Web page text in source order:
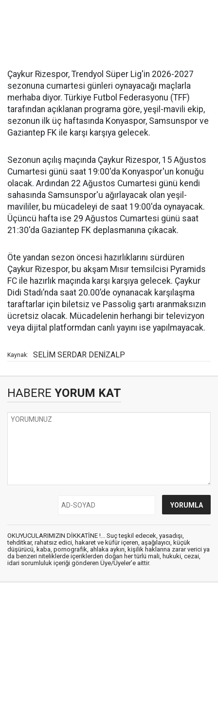
Çaykur Rizespor, Trendyol Süper Lig'in 2026-2027
sezonuna cumartesi günleri oynayacağı maçlarla
merhaba diyor. Türkiye Futbol Federasyonu (TFF)
tarafından açıklanan programa göre, yeşil-mavili ekip,
sezonun ilk üç haftasında Konyaspor, Samsunspor ve
Gaziantep FK ile karşı karşıya gelecek.
Sezonun açılış maçında Çaykur Rizespor, 15 Ağustos
Cumartesi günü saat 19:00'da Konyaspor'un konuğu
olacak. Ardından 22 Ağustos Cumartesi günü kendi
sahasında Samsunspor'u ağırlayacak olan yeşil-
mavililer, bu mücadeleyi de saat 19:00'da oynayacak.
Üçüncü hafta ise 29 Ağustos Cumartesi günü saat
21:30'da Gaziantep FK deplasmanına çıkacak.
Öte yandan sezon öncesi hazırlıklarını sürdüren
Çaykur Rizespor, bu akşam Mısır temsilcisi Pyramids
FC ile hazırlık maçında karşı karşıya gelecek. Çaykur
Didi Stadı’nda saat 20.00’de oynanacak karşılaşma
taraftarlar için biletsiz ve Passolig şartı aranmaksızın
ücretsiz olacak. Mücadelenin herhangi bir televizyon
veya dijital platformdan canlı yayını ise yapılmayacak.
Kaynak: SELİM SERDAR DENİZALP
HABERE YORUM KAT
OKUYUCULARIMIZIN DİKKATİNE !... Suç teşkil edecek, yasadışı,
tehditkar, rahatsız edici, hakaret ve küfür içeren, aşağılayıcı, küçük
düşürücü, kaba, pornografik, ahlaka aykırı, kişilik haklarına zarar verici ya
da benzeri niteliklerde içeriklerden doğan her türlü mali, hukuki, cezai,
idari sorumluluk içeriği gönderen Üye/Üyeler’e aittir.